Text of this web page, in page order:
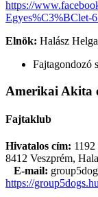
https://
Egyes%C3%BClet-
Elnök: Halász Helga
Fajtagondozó
Amerikai Akita
Fajtaklub
Hivatalos cím:
8412 Veszprém,
E-mail:
https://